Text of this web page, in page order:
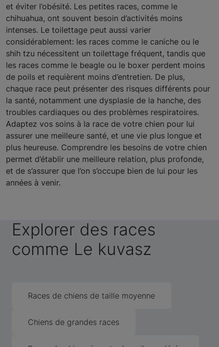
et éviter l’obésité. Les petites races, comme le
chihuahua, ont souvent besoin d’activités moins
intenses. Le toilettage peut aussi varier
considérablement: les races comme le caniche ou le
shih tzu nécessitent un toilettage fréquent, tandis que
les races comme le beagle ou le boxer perdent moins
de poils et requièrent moins d’entretien. De plus,
chaque race peut présenter des risques différents pour
la santé, notamment une dysplasie de la hanche, des
troubles cardiaques ou des problèmes respiratoires.
Adaptez vos soins à la race de votre chien pour lui
assurer une meilleure santé, et une vie plus longue et
plus heureuse. Comprendre les besoins de votre chien
permet d’établir une meilleure relation, plus profonde,
et de s’assurer que l’on s’occupe bien de lui pour les
années à venir.
Explorer des races
comme Le kuvasz
Races de chiens de taille moyenne
Chiens de grandes races